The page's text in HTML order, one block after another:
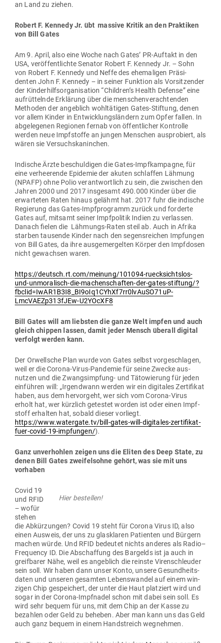
an Land zu ziehen.
Robert F. Kennedy Jr. übt massive Kritik an den Prak­tiken
von Bill Gates
Am 9. April, also eine Woche nach Gates’ PR-Auftakt in den
USA, ver­öf­fent­lichte Senator Robert F. Kennedy Jr. – Sohn
von Robert F. Kennedy und Neffe des ehe­ma­ligen Prä­si­
denten John F. Kennedy – in seiner Funktion als Vor­sit­zender
der Kin­der­hilfs­or­ga­ni­sation “Children’s Health Defense” eine
auf­rüt­telnde Erklärung über die men­schen­ver­ach­tenden
Methoden der angeblich wohl­tä­tigen Gates-Stiftung, denen
vor allem Kinder in Ent­wick­lungs­ländern zum Opfer fallen. In
abge­le­genen Regionen fernab von öffent­licher Kon­trolle
werden neue Impf­stoffe an jungen Men­schen aus­pro­biert, als
wären sie Versuchskaninchen.
Indische Ärzte beschul­digen die Gates-Impf­kam­pagne, für
eine ver­hee­rende Epi­demie der akuten schlaffen Lähmung
(NPAFP) ohne Polio ver­ant­wortlich zu sein, die zwi­schen den
Jahren 2000 und 2017 ins­gesamt 490.000 Kinder über die
erwar­teten Raten hinaus gelähmt hat. 2017 fuhr die indische
Regierung das Gates-Impf­pro­gramm zurück und for­derte
Gates auf, mitsamt seiner Impf­po­litik Indien zu ver­lassen.
Danach fielen die Läh­mungs-Raten steil ab. Auch in Afrika
starben tau­sende Kinder nach den segens­reichen Imp­fungen
von Bill Gates, da ihre aus­ge­mer­gelten Körper den Impf­dosen
nicht gewachsen waren.
https://deutsch.rt.com/meinung/101094-ruecksichtslos-
und-unmoralisch-die-machenschaften-der-gates-stiftung/?
fbclid=IwAR1B3I8_BI9oIq1CYhXf7rr0lvAuSO71uP-
LmcVAEZp313fJEw-U2YOcXF8
Bill Gates will am liebsten die ganze Welt impfen und auch
gleich chippen lassen, damit jeder Mensch überall digital
ver­folgt werden kann.
Der Orwellsche Plan wurde von Gates selbst vor­ge­schlagen,
weil er die Corona-Virus-Pan­demie für seine Zwecke aus­
nutzen und die Zwangs­impfung- und Täto­wierung für jeden
ein­führen will: „Irgendwann werden wir ein digi­tales Zer­ti­fikat
haben, aus dem her­vorgeht, wer sich vom Corona-Virus
erholt hat, wer kürzlich getestet worden ist oder einen Impf­
stoff erhalten hat, sobald dieser vor­liegt.
https://www.watergate.tv/bill-gates-will-digitales-zertifikat-
fuer-covid-19-impfungen/).
Ganz unver­hohlen zeigen uns die Eliten des Deep State, zu
denen Bill Gates zwei­felsohne gehört, was sie mit uns
vorhaben
Hier bestellen!
Covid 19
und RFID
– wofür
stehen
die Abkür­zungen? Covid 19 steht für Corona Virus ID, also
einen Ausweis, der uns zu glas­klaren Pati­enten und Bürgern
machen würde. Und RFID bedeutet nichts anderes als Radio–
Frequency ID. Die Abschaffung des Bar­gelds ist ja auch in
greif­barer Nähe, weil es angeblich die reinste Viren­schleuder
sein soll. Wir haben dann unser Konto, unsere Gesund­heits­
daten und unseren gesamten Lebens­wandel auf einem win­
zigen Chip gespei­chert, der unter die Haut plat­ziert wird und
sogar in der Corona-Impf­nadel schon mit dabei sein soll. Es
wird sehr bequem für uns, mit dem Chip an der Kasse zu
bezahlen oder Geld zu beheben. Aber man kann uns das Geld
auch ganz bequem in einem Hand­streich wegnehmen.